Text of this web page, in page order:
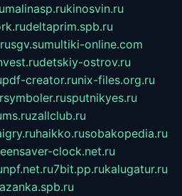
malinasp.rukinosvin.ru
deltaprim.spb.ru
sgv.sumultiki-online.com
detskiy-ostrov.ru
pdf-creator.runix-files.org.ru
sputnikyes.ru
zallclub.ru
haikko.rusobakopedia.ru
clock.net.ru
npf.net.ru7bit.pp.rukalugatur.ru